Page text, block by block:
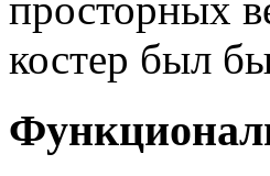
просторных
костер был